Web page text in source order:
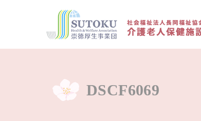
DSCF6069